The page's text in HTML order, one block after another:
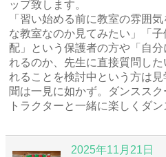
ップ致します。
「習い始める前に教室の雰囲
な教室なのか見てみたい」「
配」という保護者の方や「自
れるのか、先生に直接質問し
れることを検討中という方は
聞は一見に如かず。ダンスス
トラクターと一緒に楽しくダ
2025年11月21日